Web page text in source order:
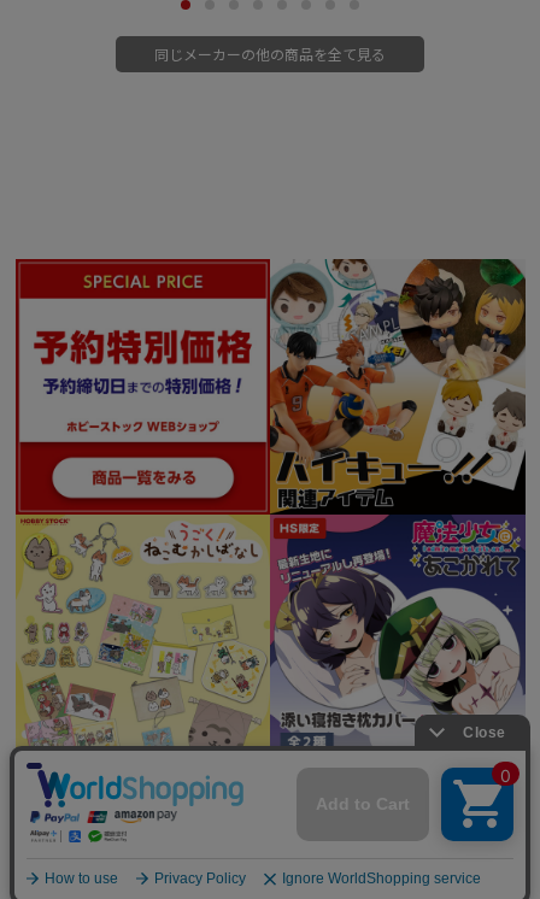
同じメーカーの他の商品を全て見る